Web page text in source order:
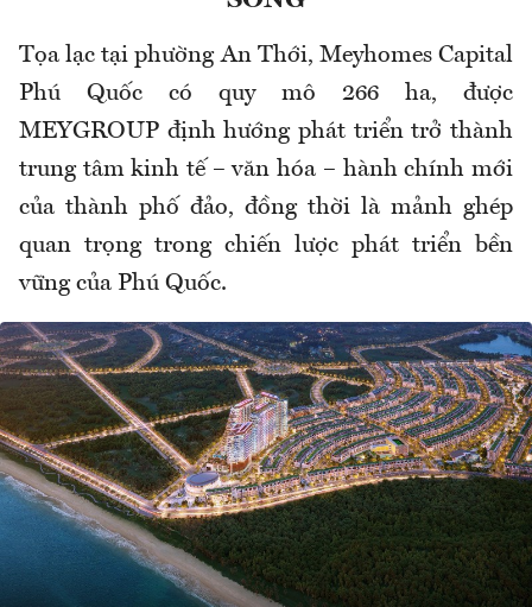
Tọa lạc tại phường An Thới, Meyhomes Capital
Phú Quốc có quy mô 266 ha, được
MEYGROUP định hướng phát triển trở thành
trung tâm kinh tế – văn hóa – hành chính mới
của thành phố đảo, đồng thời là mảnh ghép
quan trọng trong chiến lược phát triển bền
vững của Phú Quốc.